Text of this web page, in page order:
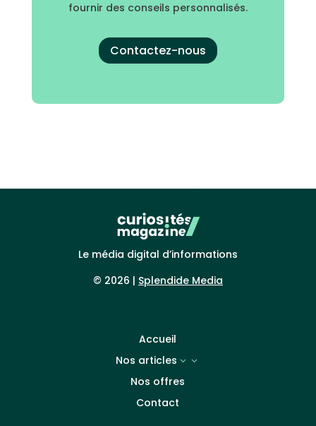
fournir des conseils personnalisés.
Contactez-nous
Le média digital d’informations
© 2026 | Splendide Media
Accueil
Nos articles
3
Nos offres
Contact